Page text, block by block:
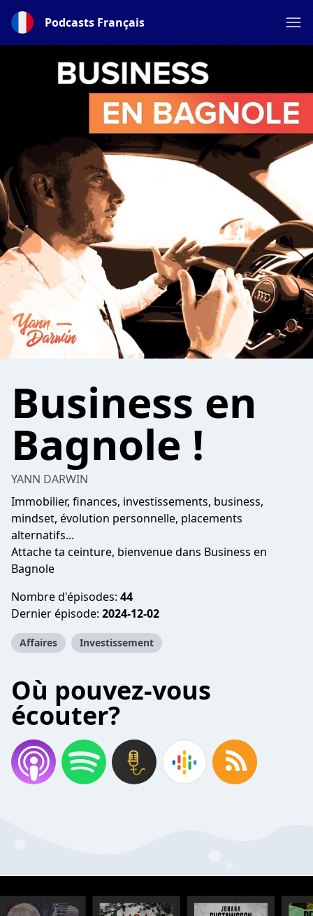
Podcasts Français
Business en
Bagnole !
YANN DARWIN
Immobilier, finances, investissements, business,
mindset, évolution personnelle, placements
alternatifs...
Attache ta ceinture, bienvenue dans Business en
Bagnole
Nombre d'épisodes: 44
Dernier épisode: 2024-12-02
Affaires Investissement
Où pouvez-vous
écouter?